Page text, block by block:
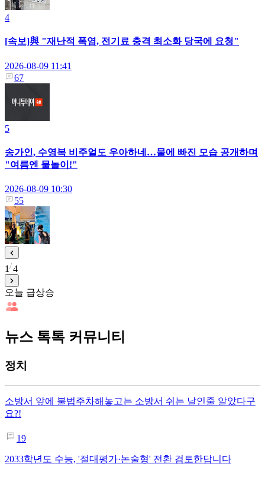
4
[속보]與 "재난적 폭염, 전기료 충격 최소화 당국에 요청"
2026-08-09 11:41
67
5
송가인, 수영복 비주얼도 우아하네…물에 빠진 모습 공개하며
"여름엔 물놀이!"
2026-08-09 10:30
55
1 4
오늘 급상승
뉴스 톡톡 커뮤니티
정치
소방서 앞에 불법주차해놓고는 소방서 쉬는 날인줄 알았다구
요?!
19
2033학년도 수능, '절대평가·논술형' 전환 검토한답니다